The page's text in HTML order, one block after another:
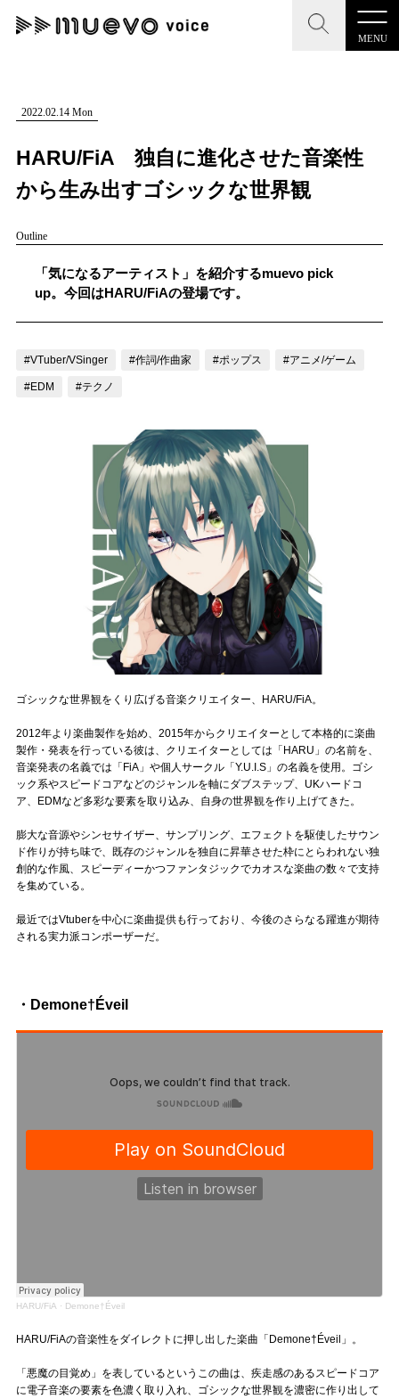
MENU
CLOSE
記事を検索する
人気ワード
#男性SSW #ポップス #女性SSW
CLOSE
"読者の声を形にする”音楽特化メディア
MENU
記事一覧
お問い合わせ
muevoクラウドファンディング
muevoコミュニティ
ぶいクラ！by muevo
ぶいコミュ！by muevo
ぶいマガ！ by muevo
Follow us
Official SNS
2022.02.14 Mon
HARU/FiA 独自に進化させた音楽性
から生み出すゴシックな世界観
Outline
「気になるアーティスト」を紹介するmuevo pick
up。今回はHARU/FiAの登場です。
#VTuber/VSinger #作詞/作曲家 #ポップス #アニメ/ゲーム
#EDM #テクノ
ゴシックな世界観をくり広げる音楽クリエイター、HARU/FiA。
2012年より楽曲製作を始め、2015年からクリエイターとして本格的に楽曲
製作・発表を行っている彼は、クリエイターとしては「HARU」の名前を、
音楽発表の名義では「FiA」や個人サークル「Y.U.I.S」の名義を使用。ゴシ
ック系やスピードコアなどのジャンルを軸にダブステップ、UKハードコ
ア、EDMなど多彩な要素を取り込み、自身の世界観を作り上げてきた。
膨大な音源やシンセサイザー、サンプリング、エフェクトを駆使したサウン
ド作りが持ち味で、既存のジャンルを独自に昇華させた枠にとらわれない独
創的な作風、スピーディーかつファンタジックでカオスな楽曲の数々で支持
を集めている。
最近ではVtuberを中心に楽曲提供も行っており、今後のさらなる躍進が期待
される実力派コンポーザーだ。
・Demone†Éveil
HARU/FiA · Demone†Éveil
HARU/FiAの音楽性をダイレクトに押し出した楽曲「Demone†Éveil」。
「悪魔の目覚め」を表しているというこの曲は、疾走感のあるスピードコア
に電子音楽の要素を色濃く取り入れ、ゴシックな世界観を濃密に作り出して